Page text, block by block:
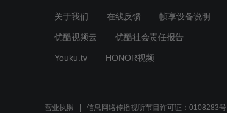
关于我们 在线反馈 帧享设备说明
优酷视频云 优酷社会责任报告
Youku.tv HONOR视频
营业执照 信息网络传播视听节目许可证：0108283号